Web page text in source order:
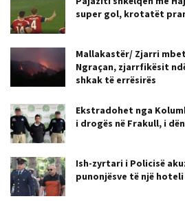
super gol, krotatët
Mallakastër/ Zjarri
Ngraçan, zjarrfikësit
shkak të errësirës
Ekstradohet nga
i drogës në Frakull, i
Ish-zyrtari i Policisë
punonjësve të një hoteli